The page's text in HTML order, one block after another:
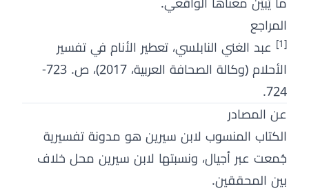
المراجع
[1]
عبد الغني النابلسي، تعطير الأنام في تفسير
الأحلام (وكالة الصحافة العربية، 2017)، ص. 723-
724.
عن المصادر
الكتاب المنسوب لابن سيرين هو مدونة تفسيرية
جُمعت عبر أجيال، ونسبتها لابن سيرين محل خلاف
بين المحققين.